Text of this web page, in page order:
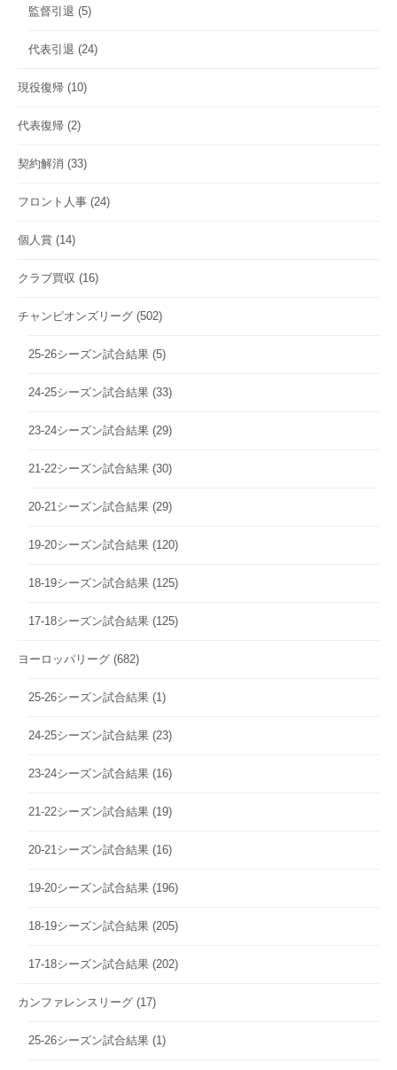
監督引退 (5)
代表引退 (24)
現役復帰 (10)
代表復帰 (2)
契約解消 (33)
フロント人事 (24)
個人賞 (14)
クラブ買収 (16)
チャンピオンズリーグ (502)
25-26シーズン試合結果 (5)
24-25シーズン試合結果 (33)
23-24シーズン試合結果 (29)
21-22シーズン試合結果 (30)
20-21シーズン試合結果 (29)
19-20シーズン試合結果 (120)
18-19シーズン試合結果 (125)
17-18シーズン試合結果 (125)
ヨーロッパリーグ (682)
25-26シーズン試合結果 (1)
24-25シーズン試合結果 (23)
23-24シーズン試合結果 (16)
21-22シーズン試合結果 (19)
20-21シーズン試合結果 (16)
19-20シーズン試合結果 (196)
18-19シーズン試合結果 (205)
17-18シーズン試合結果 (202)
カンファレンスリーグ (17)
25-26シーズン試合結果 (1)